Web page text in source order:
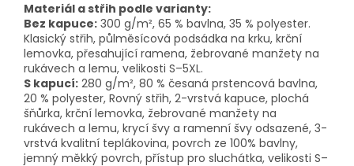
Materiál a střih podle varianty:
Bez kapuce: 300 g/m², 65 % bavlna, 35 % polyester.
Klasický střih, půlměsícová podsádka na krku, krční
lemovka, přesahující ramena, žebrované manžety na
rukávech a lemu, velikosti S–5XL.
S kapucí: 280 g/m², 80 % česaná prstencová bavlna,
20 % polyester, Rovný střih, 2-vrstvá kapuce, plochá
šňůrka, krční lemovka, žebrované manžety na
rukávech a lemu, krycí švy a ramenní švy odsazené, 3-
vrstvá kvalitní teplákovina, povrch ze 100% bavlny,
jemný měkký povrch, přístup pro sluchátka, velikosti S–